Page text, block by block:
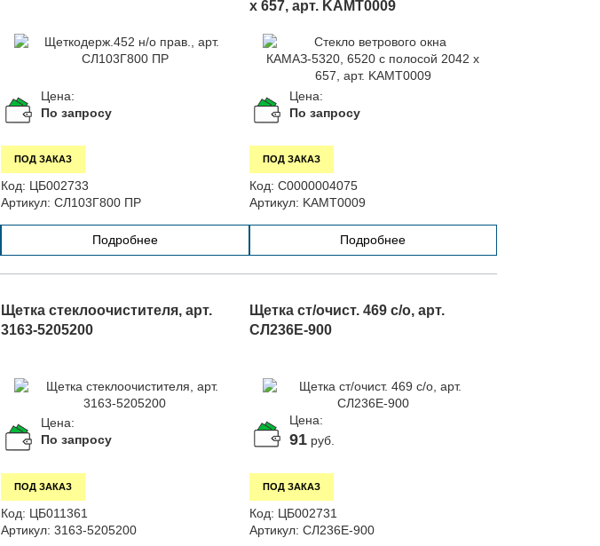
Цена:
По запросу
ПОД ЗАКАЗ
Код: ЦБ002733
Артикул: СЛ103Г800 ПР
Подробнее
х 657, арт. KAMT0009
Цена:
По запросу
ПОД ЗАКАЗ
Код: С0000004075
Артикул: KAMT0009
Подробнее
Щетка стеклоочистителя, арт.
3163-5205200
Цена:
По запросу
ПОД ЗАКАЗ
Код: ЦБ011361
Артикул: 3163-5205200
Щетка ст/очист. 469 с/о, арт.
СЛ236Е-900
Цена:
91руб.
ПОД ЗАКАЗ
Код: ЦБ002731
Артикул: СЛ236Е-900